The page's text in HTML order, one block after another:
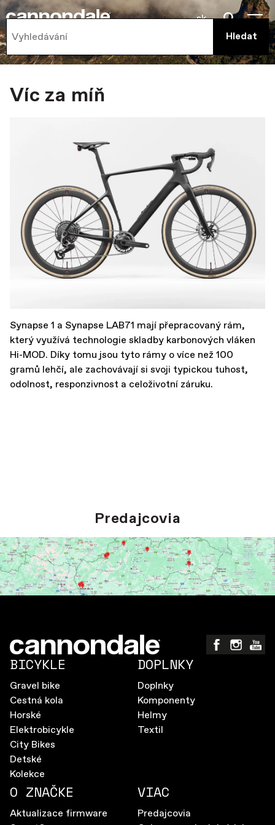
sk
Víc za míň
Synapse 1 a Synapse LAB71 mají přepracovaný rám,
který využívá technologie skladby karbonových vláken
Hi-MOD. Díky tomu jsou tyto rámy o více než 100
gramů lehčí, ale zachovávají si svoji typickou tuhost,
odolnost, responzivnost a celoživotní záruku.
Predajcovia
BICYKLE
Gravel bike
Cestná kola
Horské
Elektrobicykle
City Bikes
Detské
Kolekce
DOPLNKY
Doplnky
Komponenty
Helmy
Textil
O ZNAČKE
Aktualizace firmware
VIAC
Predajcovia